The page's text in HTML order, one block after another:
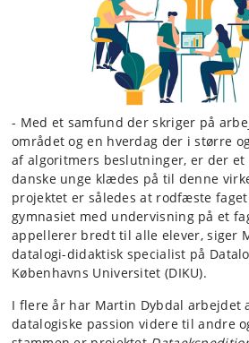
- Med et samfund der skriger på
området og en hverdag der i større
af algoritmers beslutninger, er der
danske unge klædes på til denne
projektet er således at rodfæste
gymnasiet med undervisning på et
appellerer bredt til alle elever, siger
datalogi-didaktisk specialist på
Københavns Universitet (DIKU).
I flere år har Martin Dybdal arbejdet
datalogiske passion videre til andre